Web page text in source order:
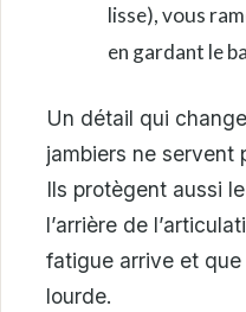
lisse), vous
en gardant le
Un détail qui
jambiers ne servent
Ils protègent aussi
l’arrière de
fatigue arrive et
lourde.